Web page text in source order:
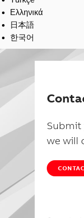
Ελληνικά
日本語
한국어
Submit
we will